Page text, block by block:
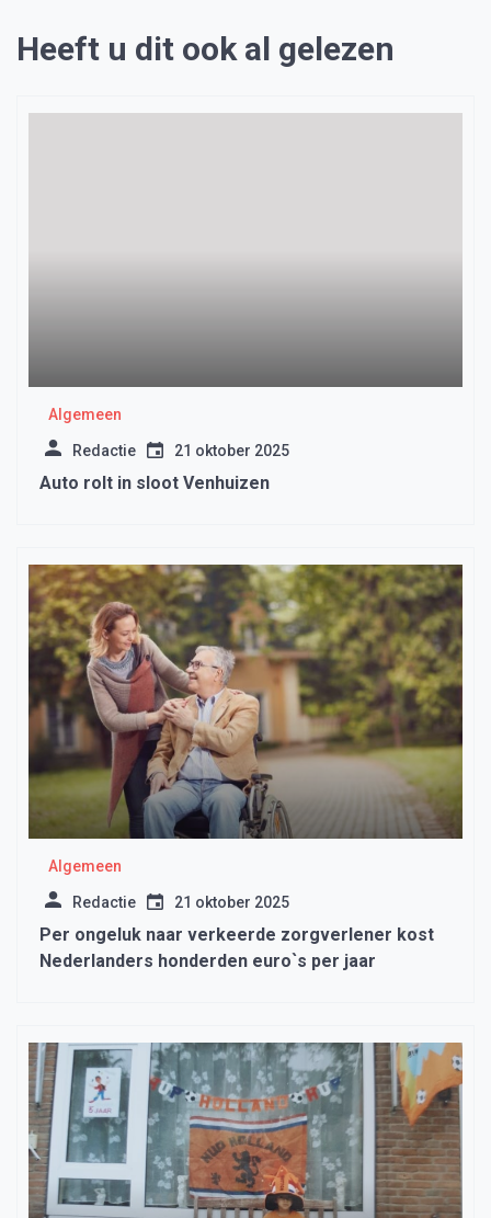
Heeft u dit ook al gelezen
Algemeen
Redactie 21 oktober 2025
Auto rolt in sloot Venhuizen
Algemeen
Redactie 21 oktober 2025
Per ongeluk naar verkeerde zorgverlener kost
Nederlanders honderden euro`s per jaar